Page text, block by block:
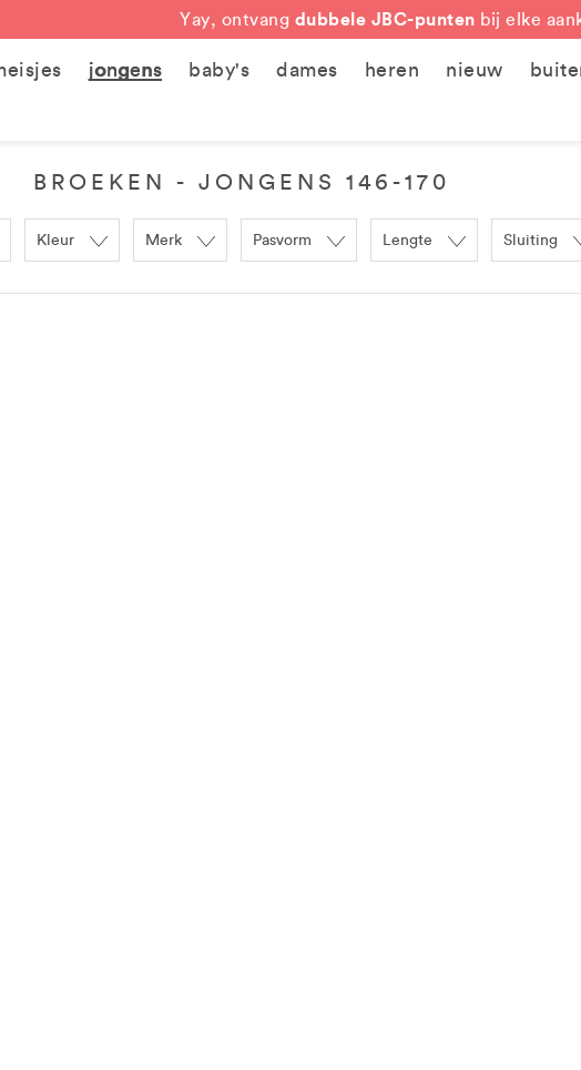
Yay, ontvang dubbele JBC-punten bij elke
jongens baby's dames heren nieuw
BROEKEN - JONGENS 146-170
Kleur Merk Pasvorm Lengte Sluiting